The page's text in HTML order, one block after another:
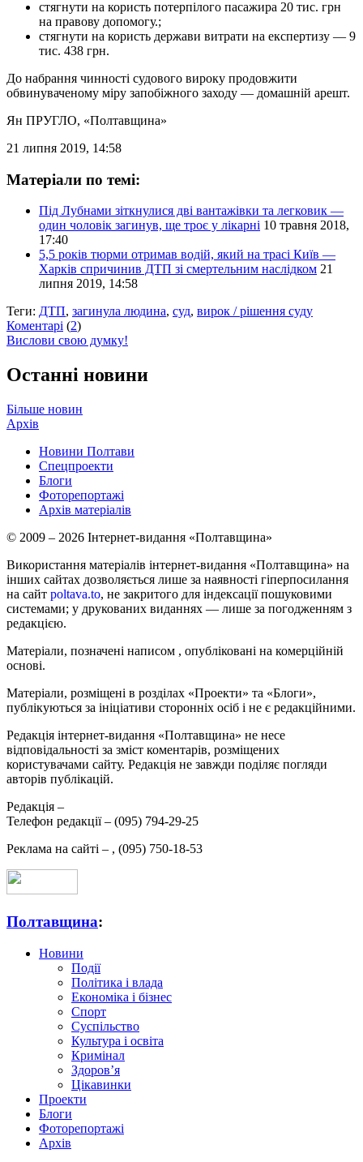
стягнути на користь потерпілого пасажира 20 тис. грн
на правову допомогу.;
стягнути на користь держави витрати на експертизу — 9
тис. 438 грн.
До набрання чинності судового вироку продовжити
обвинуваченому міру запобіжного заходу — домашній арешт.
Ян ПРУГЛО, «Полтавщина»
21 липня 2019, 14:58
Матеріали по темі:
Під Лубнами зіткнулися дві вантажівки та легковик —
один чоловік загинув, ще троє у лікарні 10 травня 2018,
17:40
5,5 років тюрми отримав водій, який на трасі Київ —
Харків спричинив ДТП зі смертельним наслідком 21
липня 2019, 14:58
Теги: ДТП, загинула людина, суд, вирок / рішення суду
Коментарі (2)
Вислови свою думку!
Останні новини
Більше новин
Архів
Новини Полтави
Спецпроекти
Блоги
Фоторепортажі
Архів матеріалів
© 2009 – 2026 Інтернет-видання «Полтавщина»
Використання матеріалів інтернет-видання «Полтавщина» на
інших сайтах дозволяється лише за наявності гіперпосилання
на сайт poltava.to, не закритого для індексації пошуковими
системами; у друкованих виданнях — лише за погодженням з
редакцією.
Матеріали, позначені написом , опубліковані на комерційній
основі.
Матеріали, розміщені в розділах «Проекти» та «Блоги»,
публікуються за ініціативи сторонніх осіб і не є редакційними.
Редакція інтернет-видання «Полтавщина» не несе
відповідальності за зміст коментарів, розміщених
користувачами сайту. Редакція не завжди поділяє погляди
авторів публікацій.
Редакція –
Телефон редакції – (095) 794-29-25
Реклама на сайті – , (095) 750-18-53
Полтавщина:
Новини
Події
Політика і влада
Економіка і бізнес
Спорт
Суспільство
Культура і освіта
Кримінал
Здоров’я
Цікавинки
Проекти
Блоги
Фоторепортажі
Архів